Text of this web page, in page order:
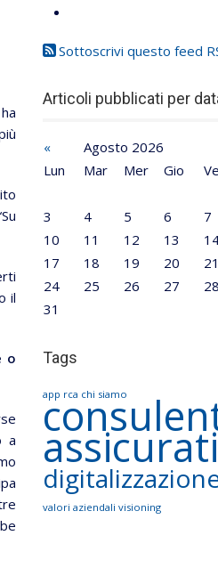
il
o
a
Sottoscrivi questo feed
Articoli pubblicati per
« Agosto 2026
Lun
Mar Mer Gio
3
4 5 6 7
10
11 12 13
17
18 19 20 21
24
25 26 27 28
31
Tags
app rca chi siamo
valori aziendali visioning